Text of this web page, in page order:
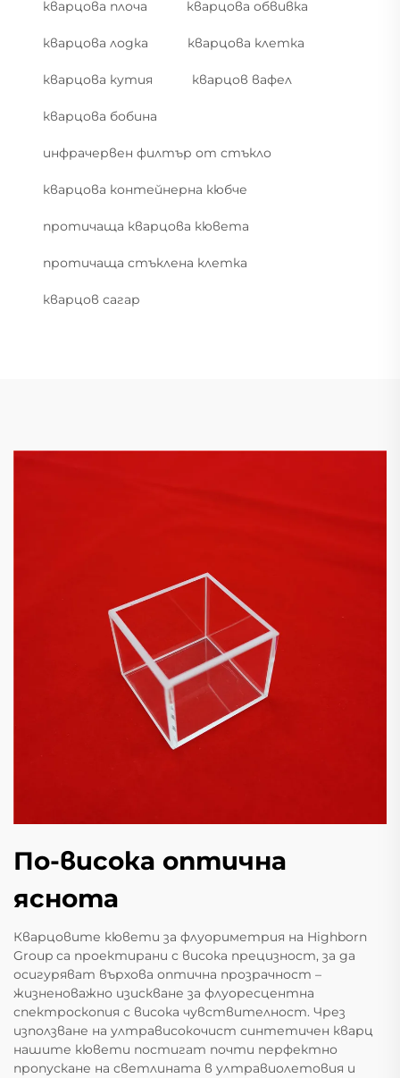
кварцова плоча кварцова обвивка
кварцова лодка кварцова клетка
кварцова кутия кварцов вафел
кварцова бобина
инфрачервен филтър от стъкло
кварцова контейнерна кюбче
протичаща кварцова кювета
протичаща стъклена клетка
кварцов сагар
По-висока оптична
яснота
Кварцовите кювети за флуориметрия на Highborn
Group са проектирани с висока прецизност, за да
осигуряват върхова оптична прозрачност –
жизненоважно изискване за флуоресцентна
спектроскопия с висока чувствителност. Чрез
използване на ултрависокочист синтетичен кварц
нашите кювети постигат почти перфектно
пропускане на светлината в ултравиолетовия и